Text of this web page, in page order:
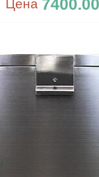
Цена 7400.00